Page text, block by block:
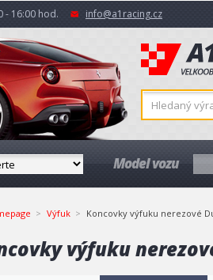
- 16:00 hod. info@a1racing.cz
Model vozu
Výfuk Koncovky výfuku nerezové
výfuku